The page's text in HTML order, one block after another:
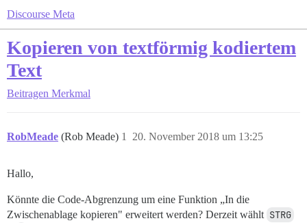
Discourse Meta
Kopieren von textförmig kodiertem
Text
Beitragen Merkmal
RobMeade (Rob Meade) 20. November 2018 um 13:25
1
Hallo,
Könnte die Code-Abgrenzung um eine Funktion „In die
Zwischenablage kopieren" erweitert werden? Derzeit wählt STRG